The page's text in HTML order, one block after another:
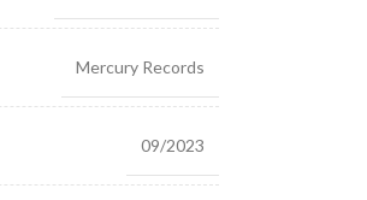
Mercury Records
09/2023